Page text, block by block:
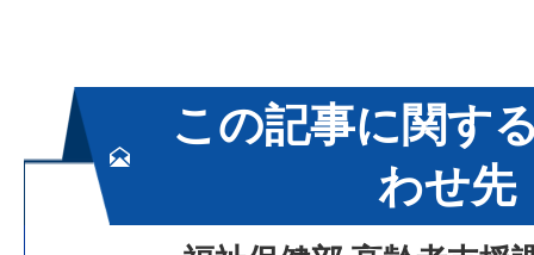
この記事に関す
わせ先